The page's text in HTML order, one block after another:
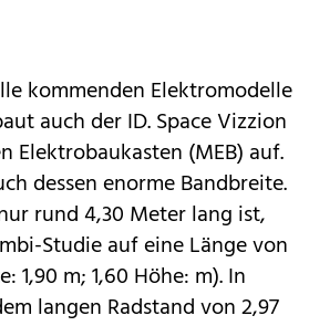
kommenden Elektromodelle
auch der ID. Space Vizzion
Elektrobaukasten (MEB) auf.
dessen enorme Bandbreite.
rund 4,30 Meter lang ist,
Studie auf eine Länge von
1,90 m; 1,60 Höhe: m). In
langen Radstand von 2,97